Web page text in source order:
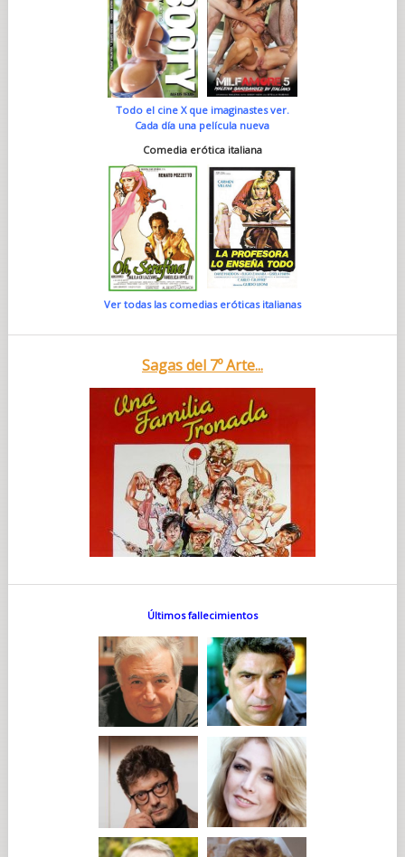
Todo el cine X que imaginastes ver.
Cada día una película nueva
Comedia erótica italiana
Ver todas las comedias eróticas italianas
Sagas del 7º Arte...
Últimos fallecimientos